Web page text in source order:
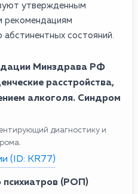
утвержденным
рекомендациям
состояний.
Минздрава РФ
расстройства,
алкоголя. Синдром
диагностику и
(ID: KR77)
психиатров (РОП)